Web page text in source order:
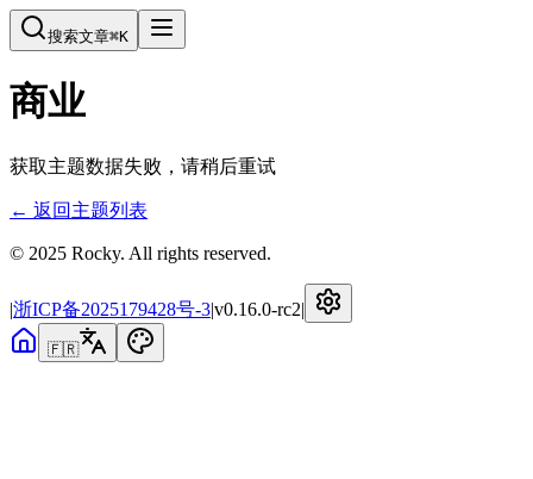
搜索文章⌘K
商业
获取主题数据失败，请稍后重试
← 返回主题列表
© 2025 Rocky. All rights reserved.
|浙ICP备2025179428号-3|v0.16.0-rc2|
🇫🇷